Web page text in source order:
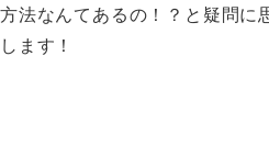
法なんてあるの！？と疑問に
ます！